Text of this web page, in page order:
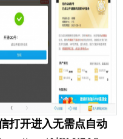
打开进入无需点自动